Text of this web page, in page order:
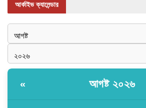
আর্কাইভ ক্যালেন্ডার
« আগষ্ট ২০২৬